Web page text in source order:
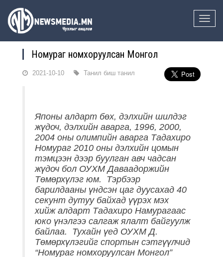
Toggle
Номураг номхоруулсан Монгол
2021-10-10 Танил биш танил
Японы алдарт бөх, дэлхийн шилдэг
жүдоч, дэлхийн аварга, 1996, 2000,
2004 оны олимпийн аварга Тадахиро
Номураг 2010 оны дэлхийн цомын
тэмцээн дээр буулган авч чадсан
жүдоч бол ОУХМ Даваадоржийн
Төмөрхүлэг юм. Тэрбээр
барилдааны үндсэн цаг дуусахад 40
секунт дутуу байхад үүрэх мэх
хийж алдарт Тадахиро Намурагаас
юко үнэлгээ салгаж ялалт байгуулж
байлаа. Тухайн үед ОУХМ Д.
Төмөрхүлэгийг спортын сэтгүүлчид
“Номураг номхоруулсан Монгол”